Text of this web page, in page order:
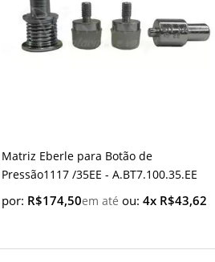
Matriz Eberle para Botão de
Pressão1117 /35EE - A.BT7.100.35.EE
por: R$174,50 ou: 4x R$43,62